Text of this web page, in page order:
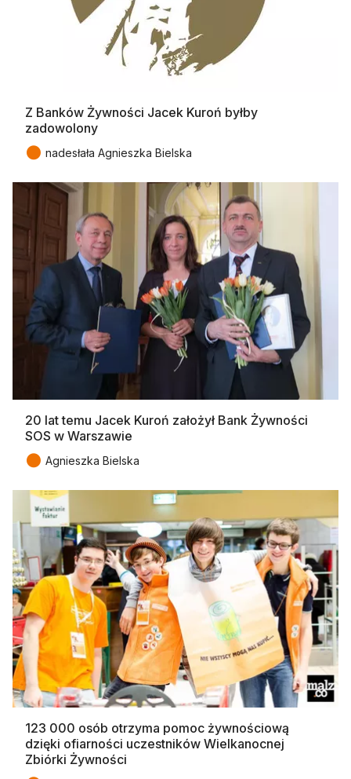
Z Banków Żywności Jacek Kuroń byłby
zadowolony
● nadesłała Agnieszka Bielska
20 lat temu Jacek Kuroń założył Bank Żywności
SOS w Warszawie
● Agnieszka Bielska
123 000 osób otrzyma pomoc żywnościową
dzięki ofiarności uczestników Wielkanocnej
Zbiórki Żywności